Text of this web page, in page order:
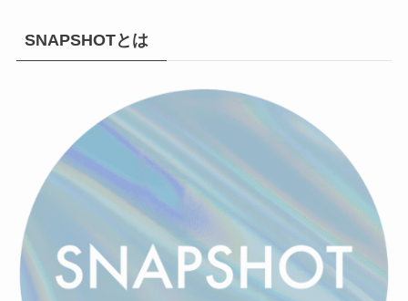
SNAPSHOTとは